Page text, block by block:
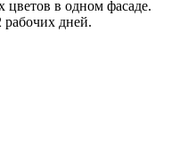
цветов в одном фасаде.
рабочих дней.